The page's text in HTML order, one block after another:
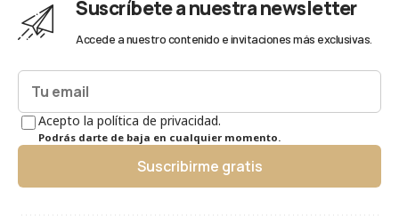
Suscríbete a nuestra newsletter
Accede a nuestro contenido e invitaciones más exclusivas.
Acepto la política de privacidad.
Podrás darte de baja en cualquier momento.
Suscribirme gratis